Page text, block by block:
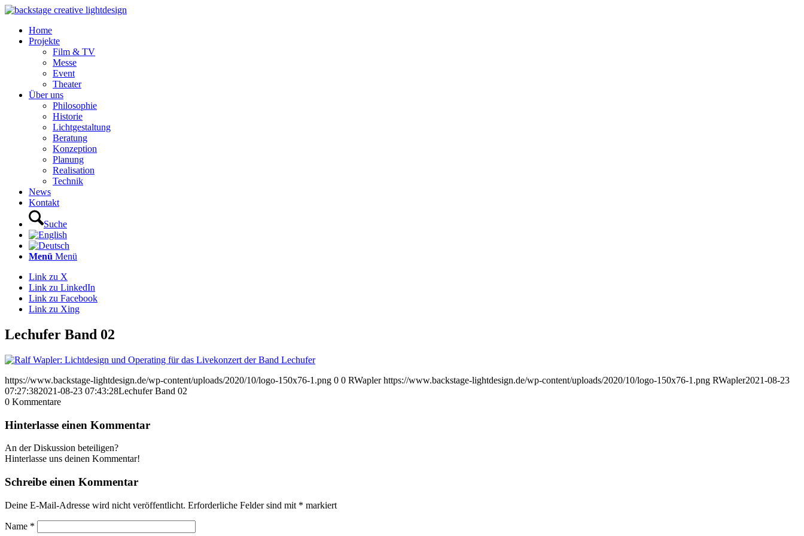
Home
Projekte
Film & TV
Messe
Event
Theater
Über uns
Philosophie
Historie
Lichtgestaltung
Beratung
Konzeption
Planung
Realisation
Technik
News
Kontakt
Suche
Menü Menü
Link zu X
Link zu LinkedIn
Link zu Facebook
Link zu Xing
Lechufer Band 02
https://www.backstage-lightdesign.de/wp-content/uploads/2020/10/logo-150x76-1.png 0 0 RWapler https://www.backstage-lightdesign.de/wp-content/uploads/2020/10/logo-150x76-1.png RWapler2021-08-23
07:27:382021-08-23 07:43:28Lechufer Band 02
0 Kommentare
Hinterlasse einen Kommentar
An der Diskussion beteiligen?
Hinterlasse uns deinen Kommentar!
Schreibe einen Kommentar
Deine E-Mail-Adresse wird nicht veröffentlicht. Erforderliche Felder sind mit * markiert
Name *